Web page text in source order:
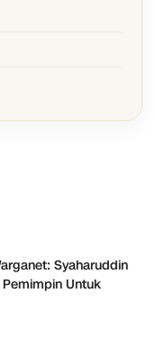
Syaharuddin
Untuk